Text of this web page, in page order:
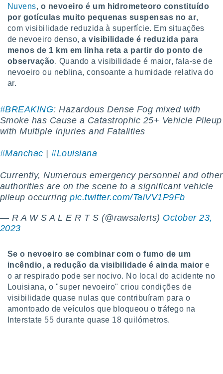
para
navegação
o
ou
Pode
através
para
e
como a
sitio
IP e
de
Nuvens, o nevoeiro é um hidrometeoro constituído
por gotículas muito pequenas suspensas no ar,
com visibilidade reduzida à superfície. Em situações
de nevoeiro denso,a visibilidade é reduzida para
menos de 1 km em linha reta a partir do ponto de
observação. Quando a visibilidade é maior, fala-se de
nevoeiro ou neblina, consoante a humidade relativa do
ar.
#BREAKING: Hazardous Dense Fog mixed with
Smoke has Cause a Catastrophic 25+ Vehicle Pileup
with Multiple Injuries and Fatalities
#Manchac |#Louisiana
Currently, Numerous emergency personnel and other
authorities are on the scene to a significant vehicle
pileup occurringpic.twitter.com/TaiVV1P9Fb
— R A W S A L E R T S (@rawsalerts) October 23,
2023
Se o nevoeiro se combinar com o fumo de um
incêndio, a redução da visibilidade é ainda maior e
o ar respirado pode ser nocivo. No local do acidente no
Louisiana, o "super nevoeiro" criou condições de
visibilidade quase nulas que contribuíram para o
amontoado de veículos que bloqueou o tráfego na
Interstate 55 durante quase 18 quilómetros.